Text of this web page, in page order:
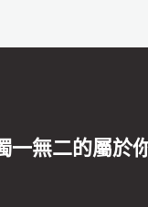
無二的屬於